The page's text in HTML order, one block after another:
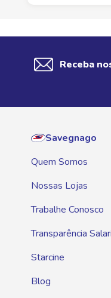
Receba
Savegnago
Quem Somos
Nossas Lojas
Trabalhe Conosco
Transparência
Starcine
Blog